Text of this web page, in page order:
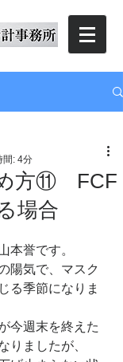
め方⑪ FCF
場合
間: 4分
本誉です。
陽気で、マスク
る季節になりま
今週末を終えた
りましたが、